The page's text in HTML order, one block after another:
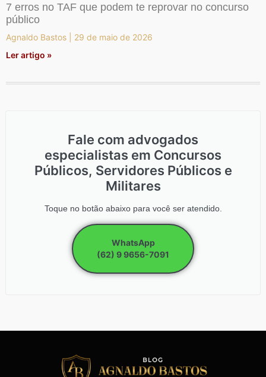
7 erros no TAF que podem te reprovar no concurso
público
Agnaldo Bastos
29 de maio de 2026
Ler artigo »
Fale com advogados
especialistas em Concursos
Públicos, Servidores Públicos e
Militares
Toque no botão abaixo para você ser atendido.
WhatsApp
(62) 9 9656-7091